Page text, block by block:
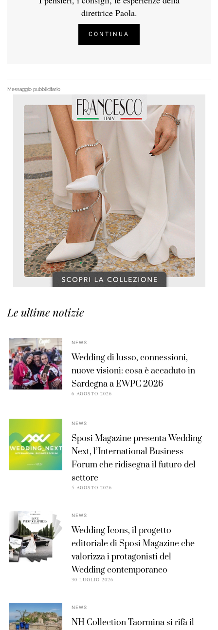
direttrice Paola.
CONTINUA
Messaggio pubblicitario
Le ultime notizie
NEWS
Wedding di lusso, connessioni,
nuove visioni: cosa è accaduto in
Sardegna a EWPC 2026
6 AGOSTO 2026
NEWS
Sposi Magazine presenta Wedding
Next, l’International Business
Forum che ridisegna il futuro del
settore
5 AGOSTO 2026
NEWS
Wedding Icons, il progetto
editoriale di Sposi Magazine che
valorizza i protagonisti del
Wedding contemporaneo
30 LUGLIO 2026
NEWS
NH Collection Taormina si rifà il